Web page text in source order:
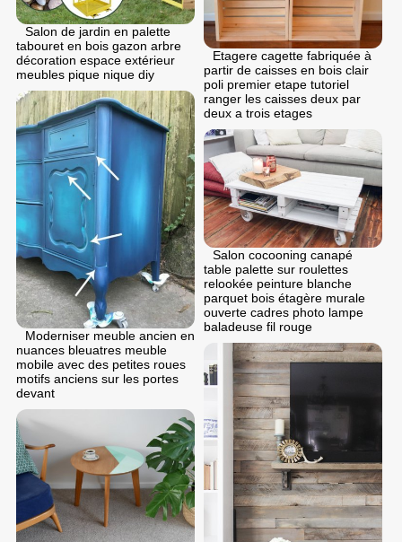
Etagere cagette fabriquée à
partir de caisses en bois clair
poli premier etape tutoriel
ranger les caisses deux par
deux a trois etages
Salon de jardin en palette
tabouret en bois gazon arbre
décoration espace extérieur
meubles pique nique diy
Moderniser meuble ancien en
nuances bleuatres meuble
mobile avec des petites roues
motifs anciens sur les portes
devant
Salon cocooning canapé
table palette sur roulettes
relookée peinture blanche
parquet bois étagère murale
ouverte cadres photo lampe
baladeuse fil rouge